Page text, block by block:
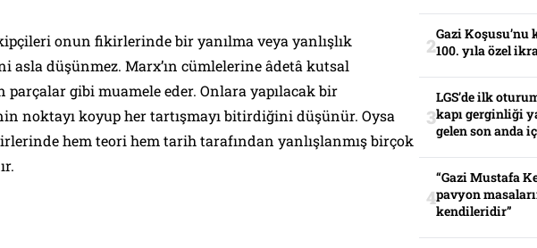
onun fikirlerinde bir yanılma veya yanlışlık
asla düşünmez. Marx’ın cümlelerine âdetâ kutsal
gibi muamele eder. Onlara yapılacak bir
noktayı koyup her tartışmayı bitirdiğini düşünür. Oysa
hem teori hem tarih tarafından yanlışlanmış birçok
Gazi Koşusu’nu
100. yıla özel
LGS’de ilk
kapı gerginliği
gelen son anda
“Gazi Mustafa
pavyon
kendileridir”